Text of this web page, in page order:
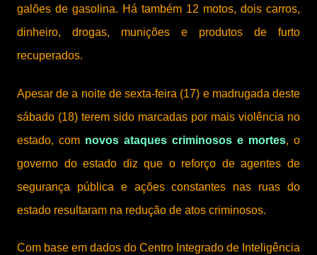
galões de gasolina. Há também 12 motos, dois carros,
dinheiro, drogas, munições e produtos de furto
recuperados.
Apesar de a noite de sexta-feira (17) e madrugada deste
sábado (18) terem sido marcadas por mais violência no
estado, com novos ataques criminosos e mortes, o
governo do estado diz que o reforço de agentes de
segurança pública e ações constantes nas ruas do
estado resultaram na redução de atos criminosos.
Com base em dados do Centro Integrado de Inteligência